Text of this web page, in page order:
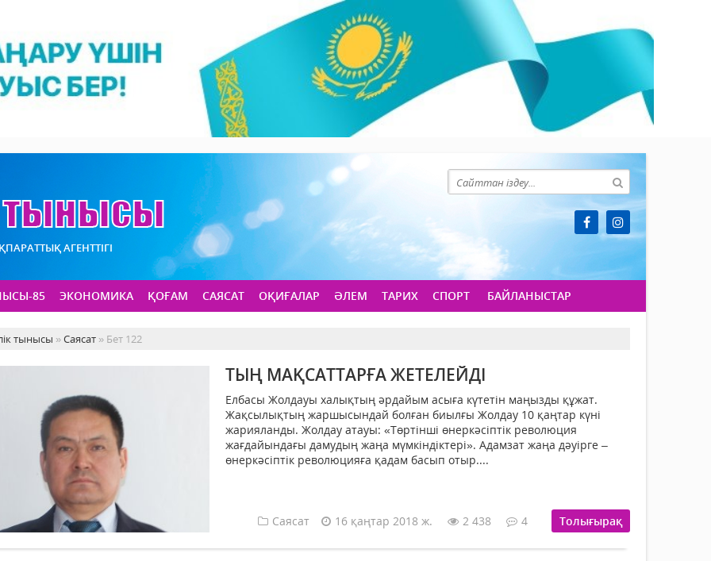
АГЕНТТІГІ
85 ЭКОНОМИКА ҚОҒАМ САЯСАТ ОҚИҒАЛАР ӘЛЕМ ТАРИХ СПОРТ БАЙЛАНЫСТАР
тынысы »Саясат » Бет 122
ТЫҢ МАҚСАТТАРҒА ЖЕТЕЛЕЙДІ
Елбасы Жолдауы халықтың әрдайым асыға күтетін маңызды құжат.
Жақсылықтың жаршысындай болған биылғы Жолдау 10 қаңтар күні
жарияланды. Жолдау атауы: «Төртінші өнеркәсіптік революция
жағдайындағы дамудың жаңа мүмкіндіктері». Адамзат жаңа дәуірге –
өнеркәсіптік революцияға қадам басып отыр....
Саясат 16 қаңтар 2018 ж. 2 438 4 Толығырақ